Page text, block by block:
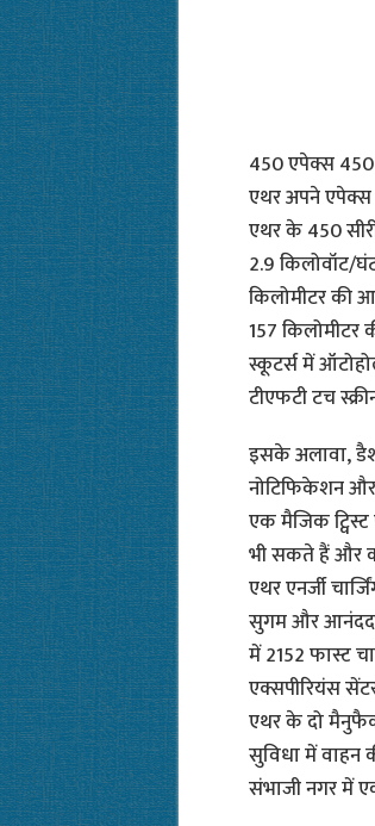
450 एपेक्स 450
एथर अपने
एथर के 450
2.9 किलोवॉट/
किलोमीटर की
157 किलोमीटर
स्कूटर्स में
टीएफटी टच
इसके अलावा,
नोटिफिकेशन
एक मैजिक
भी सकते हैं और
एथर एनर्जी
सुगम और
में 2152 फास्ट
एक्सपीरियंस
एथर के दो
सुविधा में वाहन
संभाजी नगर में